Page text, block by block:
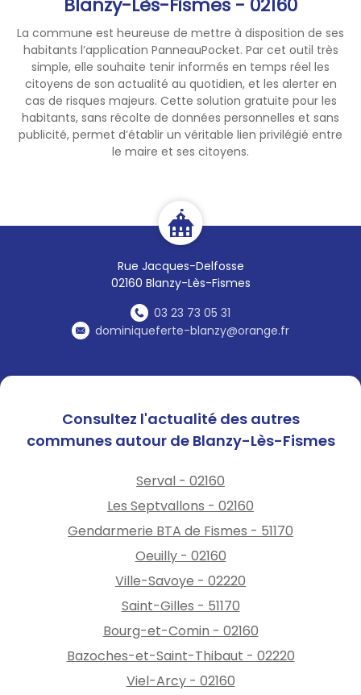
La commune est heureuse de mettre à disposition de ses
habitants l’application PanneauPocket. Par cet outil très
simple, elle souhaite tenir informés en temps réel les
citoyens de son actualité au quotidien, et les alerter en
cas de risques majeurs. Cette solution gratuite pour les
habitants, sans récolte de données personnelles et sans
publicité, permet d’établir un véritable lien privilégié entre
le maire et ses citoyens.
Rue Jacques-Delfosse
02160 Blanzy-Lès-Fismes
03 23 73 05 31
dominiqueferte-blanzy@orange.fr
• Assistants maternels ...
Inscription obligatoire via le
lien ci-joint.
https://www.linscription.com/
pro/activite-251717
Les places sont limitées,
pensez à vous inscrire
*****
Contact : 03 23 54 05 81
Facebook : Petite enfance Val
Consultez l'actualité des autres
communes autour de Blanzy-Lès-Fismes
Serval - 02160
Les Septvallons - 02160
Gendarmerie BTA de Fismes - 51170
Oeuilly - 02160
Ville-Savoye - 02220
Saint-Gilles - 51170
Bourg-et-Comin - 02160
Bazoches-et-Saint-Thibaut - 02220
Viel-Arcy - 02160